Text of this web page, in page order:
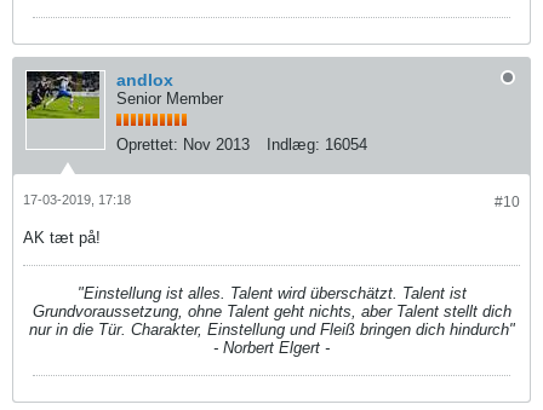
andlox
Senior Member
Oprettet: Nov 2013 Indlæg: 16054
#10
17-03-2019, 17:18
AK tæt på!
"Einstellung ist alles. Talent wird überschätzt. Talent ist
Grundvoraussetzung, ohne Talent geht nichts, aber Talent stellt dich
nur in die Tür. Charakter, Einstellung und Fleiß bringen dich hindurch"
- Norbert Elgert -